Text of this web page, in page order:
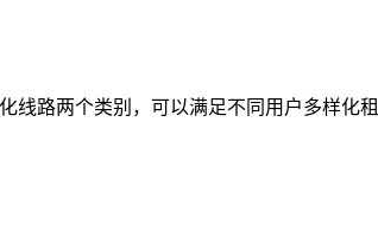
线路两个类别，可以满足不同用户多样化